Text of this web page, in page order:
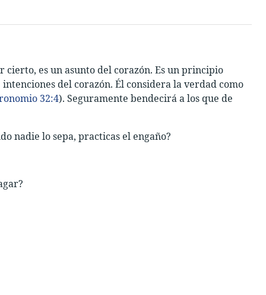
cierto, es un asunto del corazón. Es un principio
del corazón. Él considera la verdad como
32:4). Seguramente bendecirá a los que de
nadie lo sepa, practicas el engaño?